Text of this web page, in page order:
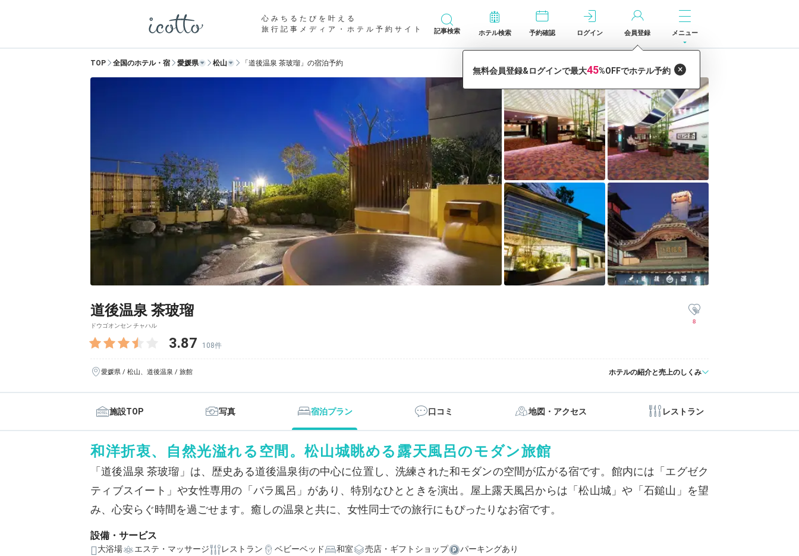
心みちるたびを叶える
旅行記事メディア・ホテル予約サイト
記事検索 ホテル検索 予約確認 ログイン 会員登録 メニュー
TOP 全国のホテル・宿 愛媛県 松山 「道後温泉 茶玻瑠」の宿泊予約
道後温泉 茶玻瑠
ドウゴオンセン チャハル
3.87 108件
8
愛媛県 / 松山、道後温泉 / 旅館 ホテルの紹介と売上のしくみ
施設TOP 写真 宿泊プラン 口コミ 地図・アクセス レストラン
和洋折衷、自然光溢れる空間。松山城眺める露天風呂のモダン旅館
「道後温泉 茶玻瑠」は、歴史ある道後温泉街の中心に位置し、洗練された和モダンの空間が広がる宿です。館内には「エグゼク
ティブスイート」や女性専用の「バラ風呂」があり、特別なひとときを演出。屋上露天風呂からは「松山城」や「石鎚山」を望
み、心安らぐ時間を過ごせます。癒しの温泉と共に、女性同士での旅行にもぴったりなお宿です。
設備・サービス
大浴場 エステ・マッサージ レストラン ベビーベッド 和室 売店・ギフトショップ
パーキングあり